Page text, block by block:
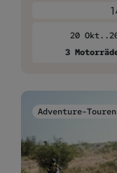
20
3
Adventure-Touren